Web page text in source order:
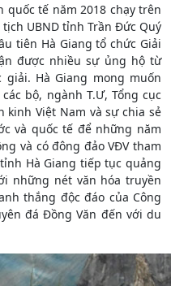
quốc tế năm 2018 chạy trên
UBND tỉnh Trần Đức Quý
tiên Hà Giang tổ chức Giải
được nhiều sự ủng hộ từ
Hà Giang mong muốn
bộ, ngành T.Ư, Tổng cục
kinh Việt Nam và sự chia sẻ
và quốc tế để những năm
và có đông đảo VĐV tham
Hà Giang tiếp tục quảng
những nét văn hóa truyền
thắng độc đáo của Công
đá Đồng Văn đến với du